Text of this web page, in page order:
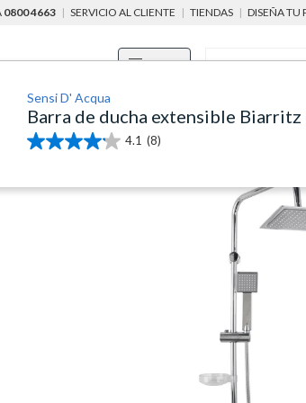
0800 4663 | SERVICIO AL CLIENTE | TIENDAS | DISEÑA TU
Menú
grifería para baño columnas y barras de ducha
Sensi D' Acqua
Barra de ducha extensible
4.1 (8)
4.1
estrellas.